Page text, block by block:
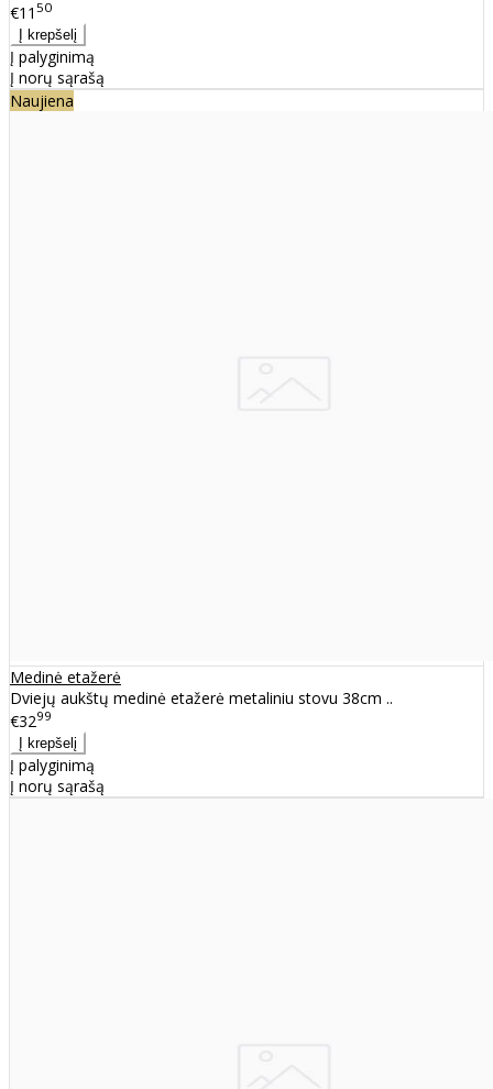
€11 50
Į palyginimą
Į norų sąrašą
Naujiena
Medinė etažerė
Dviejų aukštų medinė etažerė metaliniu stovu 38cm ..
€3299
Į palyginimą
Į norų sąrašą